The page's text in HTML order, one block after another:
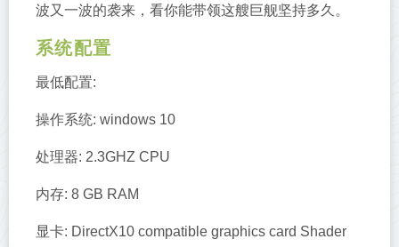
波又一波的袭来，看你能带领这艘巨舰坚持多久。
系统配置
最低配置:
操作系统: windows 10
处理器: 2.3GHZ CPU
内存: 8 GB RAM
显卡: DirectX10 compatible graphics card Shader